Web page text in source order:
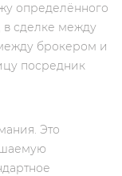
определённого
в сделке между
брокером и
посредник
Это